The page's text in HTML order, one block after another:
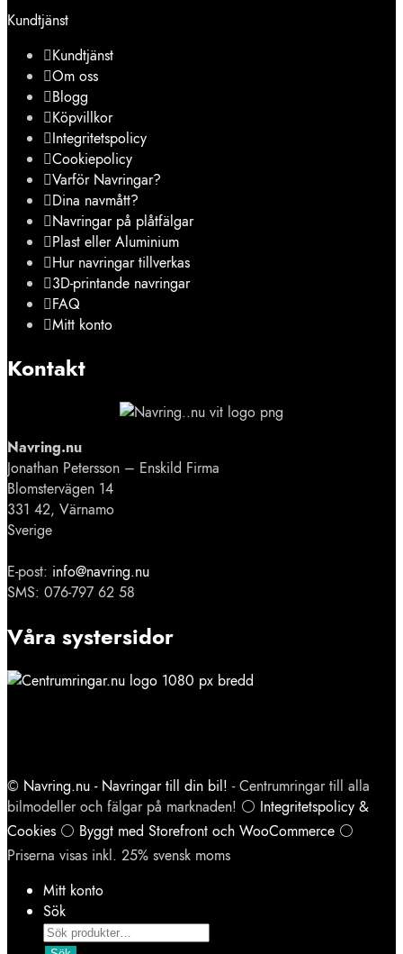
Kundtjänst
Kundtjänst
Om oss
Blogg
Köpvillkor
Integritetspolicy
Cookiepolicy
Varför Navringar?
Dina navmått?
Navringar på plåtfälgar
Plast eller Aluminium
Hur navringar tillverkas
3D-printande navringar
FAQ
Mitt konto
Kontakt
Navring.nu
Jonathan Petersson – Enskild Firma
Blomstervägen 14
331 42, Värnamo
Sverige
E-post: info@navring.nu
SMS: 076-797 62 58
Våra systersidor
© Navring.nu - Navringar till din bil! - Centrumringar till alla
bilmodeller och fälgar på marknaden! ⚪ Integritetspolicy &
Cookies ⚪ Byggt med Storefront och WooCommerce ⚪
Priserna visas inkl. 25% svensk moms
Mitt konto
Sök
Products